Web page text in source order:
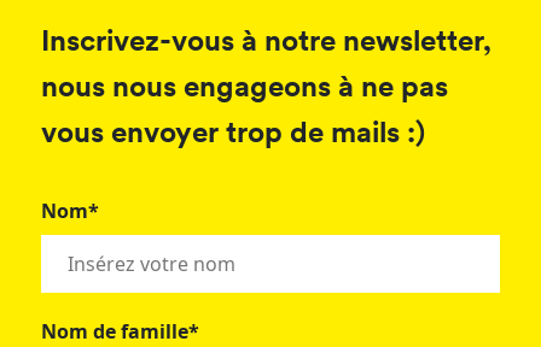
Inscrivez-vous à notre newsletter,
nous nous engageons à ne pas
vous envoyer trop de mails :)
Nom*
Nom de famille*